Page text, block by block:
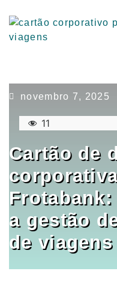
novembro 7, 2025
11
Cartão de
a gestão
de